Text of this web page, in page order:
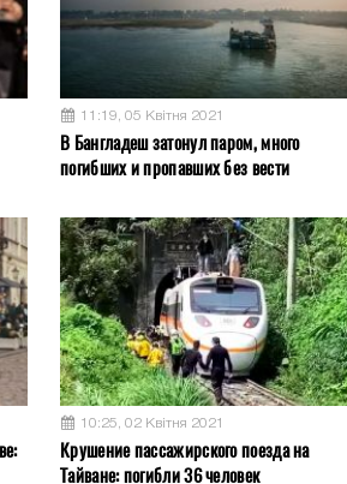
11:19, 05 Квітня 2021
В Бангладеш затонул паром, много
погибших и пропавших без вести
10:25, 02 Квітня 2021
Крушение пассажирского поезда на
Тайване: погибли 36 человек